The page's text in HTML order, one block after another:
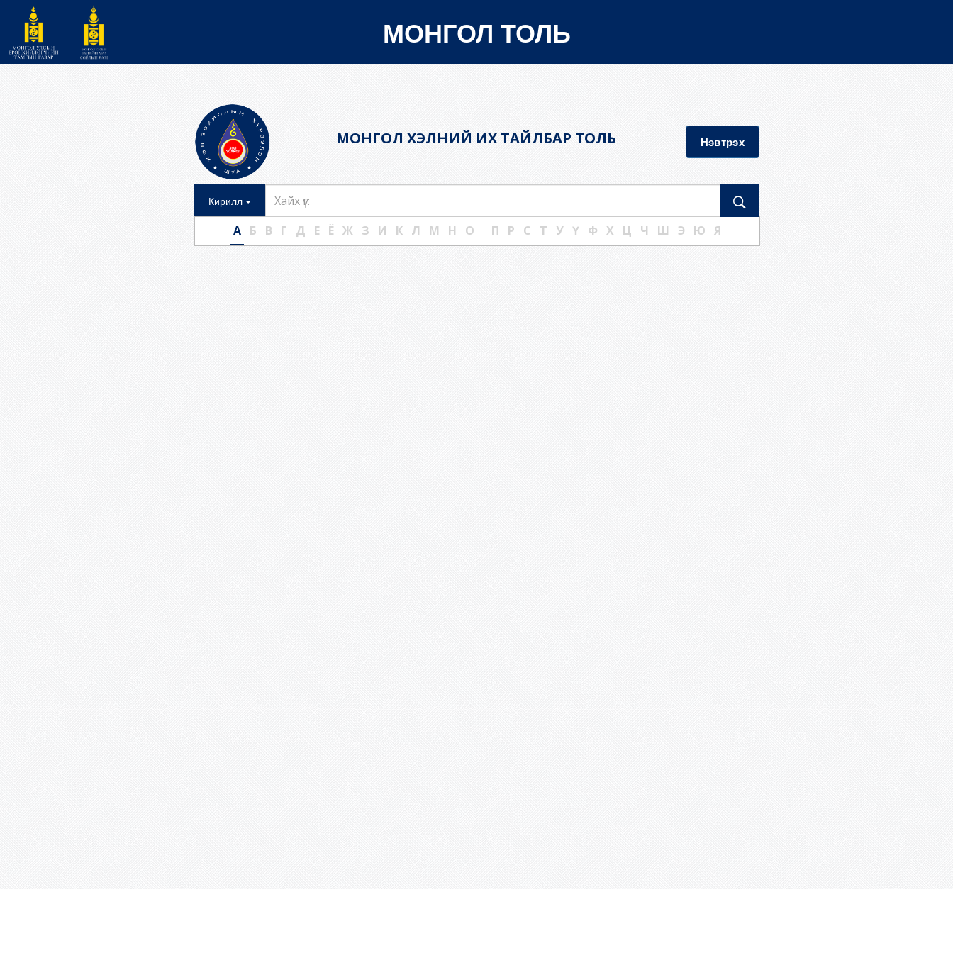
МОНГОЛ ТОЛЬ
МОНГОЛ ХЭЛНИЙ ИХ ТАЙЛБАР ТОЛЬ Нэвтрэх
Кирилл Toggle Dropdown
А Б В Г Д Е Ё Ж З И К Л М Н О П Р С Т У Ү Ф Х Ц Ч Ш Э Ю Я